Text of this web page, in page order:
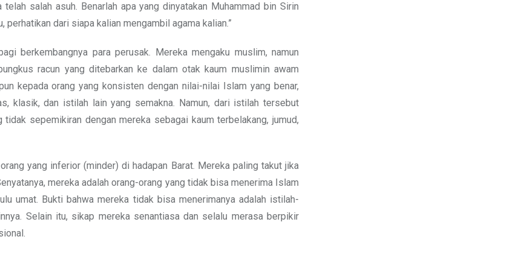
salah asuh. Benarlah apa yang dinyatakan Muhammad bin Sirin
perhatikan dari siapa kalian mengambil agama kalian.”
berkembangnya para perusak. Mereka mengaku muslim, namun
racun yang ditebarkan ke dalam otak kaum muslimin awam
kepada orang yang konsisten dengan nilai-nilai Islam yang benar,
klasik, dan istilah lain yang semakna. Namun, dari istilah tersebut
sepemikiran dengan mereka sebagai kaum terbelakang, jumud,
yang inferior (minder) di hadapan Barat. Mereka paling takut jika
mereka adalah orang-orang yang tidak bisa menerima Islam
umat. Bukti bahwa mereka tidak bisa menerimanya adalah istilah-
Selain itu, sikap mereka senantiasa dan selalu merasa berpikir